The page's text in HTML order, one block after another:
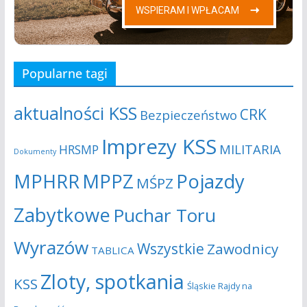
Popularne tagi
aktualności KSS Bezpieczeństwo CRK
Dokumenty HRSMP Imprezy KSS MILITARIA
MPHRRMPPZ MŚPZ Pojazdy
Zabytkowe Puchar Toru
Wyrazów TABLICA Wszystkie Zawodnicy
KSS Zloty, spotkania Śląskie Rajdy na